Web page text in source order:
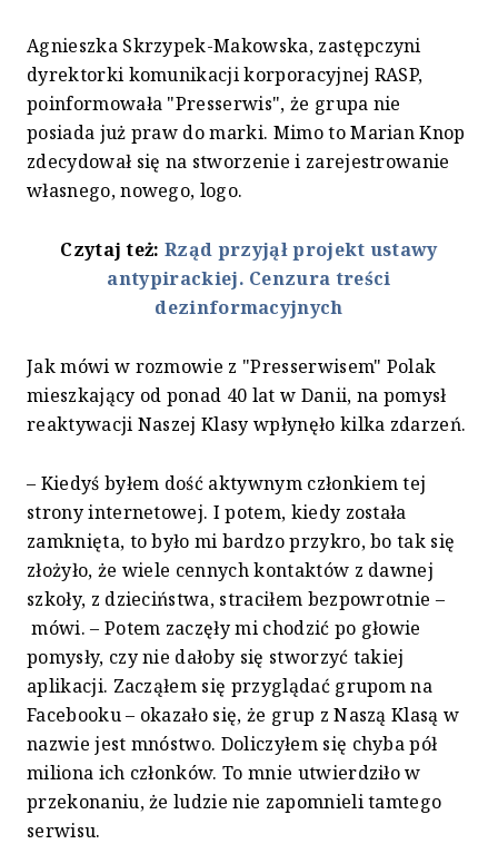
Agnieszka Skrzypek-Makowska, zastępczyni
dyrektorki komunikacji korporacyjnej RASP,
poinformowała "Presserwis", że grupa nie
posiada już praw do marki. Mimo to Marian Knop
zdecydował się na stworzenie i zarejestrowanie
własnego, nowego, logo.
Czytaj też:Rząd przyjął projekt ustawy
antypirackiej. Cenzura treści
dezinformacyjnych
Jak mówi w rozmowie z "Presserwisem" Polak
mieszkający od ponad 40 lat w Danii, na pomysł
reaktywacji Naszej Klasy wpłynęło kilka zdarzeń.
– Kiedyś byłem dość aktywnym członkiem tej
strony internetowej. I potem, kiedy została
zamknięta, to było mi bardzo przykro, bo tak się
złożyło, że wiele cennych kontaktów z dawnej
szkoły, z dzieciństwa, straciłem bezpowrotnie –
mówi. – Potem zaczęły mi chodzić po głowie
pomysły, czy nie dałoby się stworzyć takiej
aplikacji. Zacząłem się przyglądać grupom na
Facebooku – okazało się, że grup z Naszą Klasą w
nazwie jest mnóstwo. Doliczyłem się chyba pół
miliona ich członków. To mnie utwierdziło w
przekonaniu, że ludzie nie zapomnieli tamtego
serwisu.